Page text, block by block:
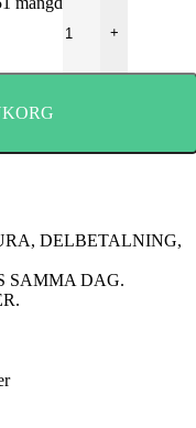
+
DELBETALNING,
SAMMA DAG.